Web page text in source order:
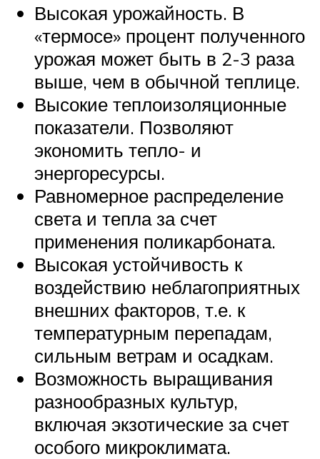
Высокая урожайность. В
«термосе» процент полученного
урожая может быть в 2-3 раза
выше, чем в обычной теплице.
Высокие теплоизоляционные
показатели. Позволяют
экономить тепло- и
энергоресурсы.
Равномерное распределение
света и тепла за счет
применения поликарбоната.
Высокая устойчивость к
воздействию неблагоприятных
внешних факторов, т.е. к
температурным перепадам,
сильным ветрам и осадкам.
Возможность выращивания
разнообразных культур,
включая экзотические за счет
особого микроклимата.